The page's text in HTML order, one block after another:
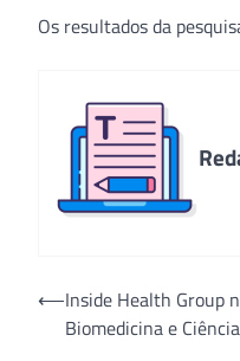
Os resultados da
Navegação
⟵Inside Health Group
Biomedicina e